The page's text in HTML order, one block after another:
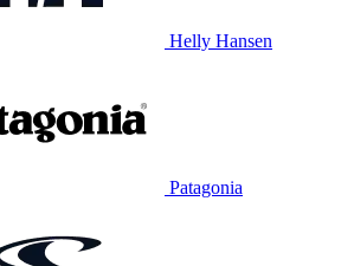
Helly Hansen
Patagonia